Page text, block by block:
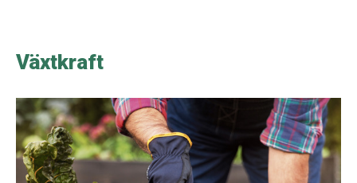
Växtkraft